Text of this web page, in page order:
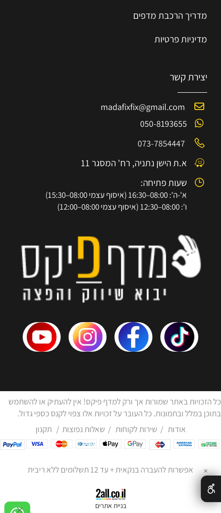
מדריך הרכבת מדפים
מדיניות פרטיות
יצירת קשר
madafixfix@gmail.com
050-8193655
073-7854447
א.ת הישן נתניה, רח' המסגר 11
שעות פתיחה:
א'-ה': 08:00–16:30 (איסוף עצמי 08:00–15:30)
ו': 08:00–12:30 (איסוף עצמי 08:00–12:00)
כל הזכויות באתר שמורות אך ורק למדף פיקס! אין להעתיק או להשתמש
בתוכן במלל ובתמונות. כל העובר על זכויות אלו צפוי לקנס כספי גדול.
אודות / שירות לקוחות / שאלות נפוצות / תקנון
אפשרות להעברה בנקאית + עד 12 תשלומים ללא ריבית
בניית אתרים
✕